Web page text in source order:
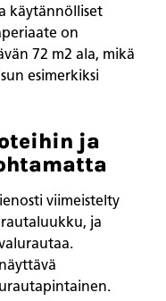
käytännölliset
on
72 m2 ala, mikä
esimerkiksi
ja
viimeistelty
ja